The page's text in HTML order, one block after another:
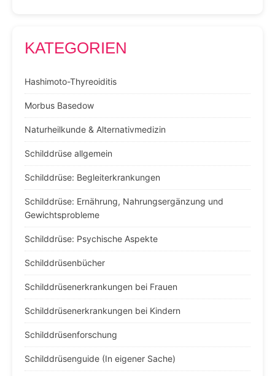
KATEGORIEN
Hashimoto-Thyreoiditis
Morbus Basedow
Naturheilkunde & Alternativmedizin
Schilddrüse allgemein
Schilddrüse: Begleiterkrankungen
Schilddrüse: Ernährung, Nahrungsergänzung und
Gewichtsprobleme
Schilddrüse: Psychische Aspekte
Schilddrüsenbücher
Schilddrüsenerkrankungen bei Frauen
Schilddrüsenerkrankungen bei Kindern
Schilddrüsenforschung
Schilddrüsenguide (In eigener Sache)